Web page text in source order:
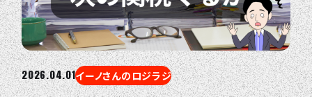
2026.04.01イーノさんのロジラジ